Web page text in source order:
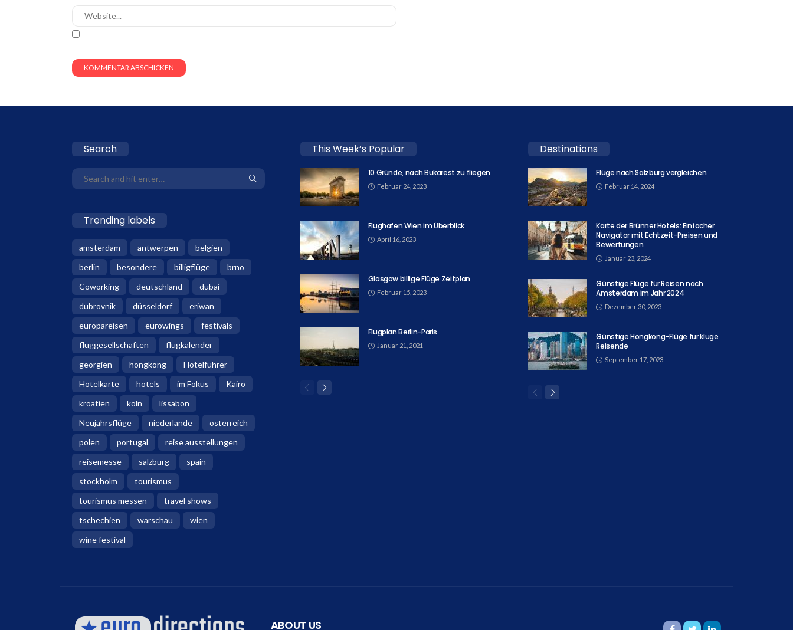
Search
Trending labels
amsterdam antwerpen
belgien
berlin
besondere billigflüge
brno
Coworking
deutschland
dubai
dubrovnik
düsseldorf
eriwan
europareisen
eurowings
festivals
fluggesellschaften
flugkalender
georgien
hongkong
Hotelführer
Hotelkarte
hotels im Fokus
Kairo
kroatien
köln
lissabon
Neujahrsflüge
niederlande
osterreich
polen
portugal
reise ausstellungen
reisemesse
salzburg
spain
stockholm
tourismus
tourismus messen
travel shows
tschechien
warschau
wien
wine festival
This Week’s Popular
10 Gründe, nach Bukarest zu fliegen
Februar 24, 2023
Flughafen Wien im Überblick
April 16, 2023
Glasgow billige Flüge Zeitplan
Februar 15, 2023
Flugplan Berlin-Paris
Januar 21, 2021
Destinations
Flüge nach Salzburg vergleichen
Februar 14, 2024
Karte der Brünner Hotels: Einfacher
Navigator mit Echtzeit-Preisen und
Bewertungen
Januar 23, 2024
Günstige Flüge für Reisen nach
Amsterdam im Jahr 2024
Dezember 30, 2023
Günstige Hongkong-Flüge für kluge
Reisende
September 17, 2023
ABOUT US